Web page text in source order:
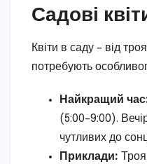
Садові
Квіти в саду – від
потребують
Найкращий
(5:00–9:00).
чутливих до
Приклади: